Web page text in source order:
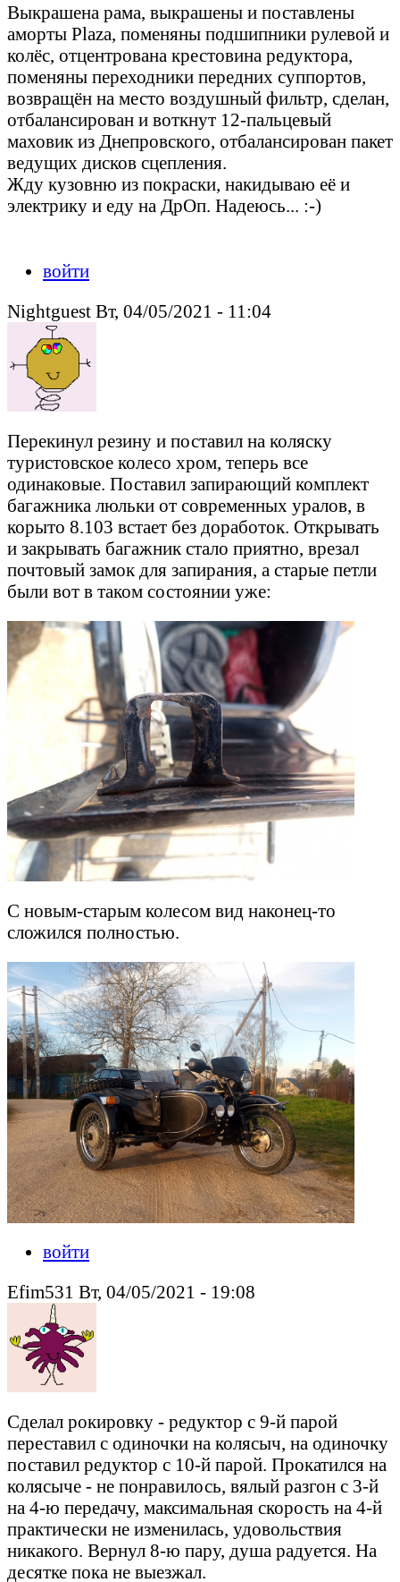
Выкрашена рама, выкрашены и поставлены
аморты Plaza, поменяны подшипники рулевой и
колёс, отцентрована крестовина редуктора,
поменяны переходники передних суппортов,
возвращён на место воздушный фильтр, сделан,
отбалансирован и воткнут 12-пальцевый
маховик из Днепровского, отбалансирован пакет
ведущих дисков сцепления.
Жду кузовню из покраски, накидываю её и
электрику и еду на ДрОп. Надеюсь... :-)
войти
Nightguest Вт, 04/05/2021 - 11:04
Перекинул резину и поставил на коляску
туристовское колесо хром, теперь все
одинаковые. Поставил запирающий комплект
багажника люльки от современных уралов, в
корыто 8.103 встает без доработок. Открывать
и закрывать багажник стало приятно, врезал
почтовый замок для запирания, а старые петли
были вот в таком состоянии уже:
С новым-старым колесом вид наконец-то
сложился полностью.
войти
Efim531 Вт, 04/05/2021 - 19:08
Сделал рокировку - редуктор с 9-й парой
переставил с одиночки на колясыч, на одиночку
поставил редуктор с 10-й парой. Прокатился на
колясыче - не понравилось, вялый разгон с 3-й
на 4-ю передачу, максимальная скорость на 4-й
практически не изменилась, удовольствия
никакого. Вернул 8-ю пару, душа радуется. На
десятке пока не выезжал.